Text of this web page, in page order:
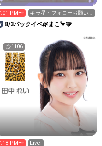
PM〜
キラ星・フォローお願い
します🦩🩷
8/3パックイベ🌿まこ🦩🩷
1106
PM〜 Live!